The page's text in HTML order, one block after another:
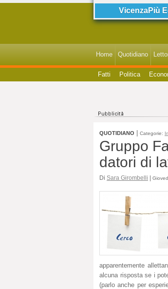
VicenzaPiù
Home Quotidiano
Fatti Politica
QUOTIDIANO Categorie:
Gruppo
datori di
Di Sara Girombelli |
apparentemente
alcuna risposta se i
(parlo anche per